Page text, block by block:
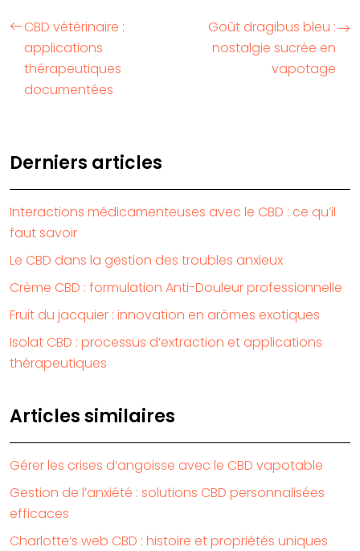
CBD vétérinaire :
applications
thérapeutiques
documentées
Goût dragibus bleu :
nostalgie sucrée en
vapotage
Derniers articles
Interactions médicamenteuses avec le CBD : ce qu’il
faut savoir
Le CBD dans la gestion des troubles anxieux
Crème CBD : formulation Anti-Douleur professionnelle
Fruit du jacquier : innovation en arômes exotiques
Isolat CBD : processus d’extraction et applications
thérapeutiques
Articles similaires
Gérer les crises d’angoisse avec le CBD vapotable
Gestion de l’anxiété : solutions CBD personnalisées
efficaces
Charlotte’s web CBD : histoire et propriétés uniques